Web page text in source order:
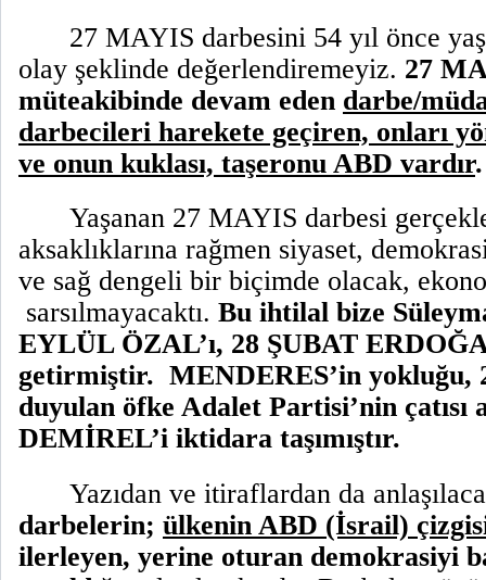
27 MAYIS darbesini 54 yıl önce
olay şeklinde değerlendiremeyiz. 27
müteakibinde devam eden darbe/
darbecileri harekete geçiren, onları
ve onun kuklası, taşeronu ABD vardır.
Yaşanan 27 MAYIS darbesi
aksaklıklarına rağmen siyaset,
ve sağ dengeli bir biçimde olacak,
sarsılmayacaktı. Bu ihtilal bize
EYLÜL ÖZAL’ı, 28 ŞUBAT
getirmiştir. MENDERES’in yokluğu,
duyulan öfke Adalet Partisi’nin çatısı
DEMİREL’i iktidara taşımıştır.
Yazıdan ve itiraflardan da
darbelerin; ülkenin ABD (İsrail)
ilerleyen, yerine oturan demokrasiyi